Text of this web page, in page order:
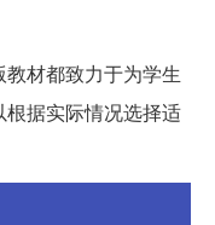
材都致力于为学生
据实际情况选择适